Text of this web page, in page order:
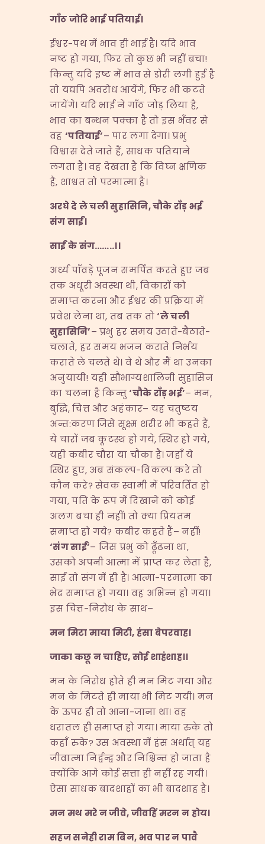
गाँठ जोरि भाई पतियाई।
ईश्वर-पथ में भाव ही भाई है। यदि भाव
नष्ट हो गया, फिर तो कुछ भी नहीं बचा!
किन्तु यदि इष्ट में भाव से डोरी लगी हुई है
तो यद्यपि अवरोध आयेंगे, फिर भी कटते
जायेंगे। यदि भाई ने गाँठ जोड़ लिया है,
भाव का बन्धन पक्का है तो इस भँवर से
वह ‘पतियाई’– पार लगा देगा। प्रभु
विश्वास देते जाते हैं, साधक पतियाने
लगता है। वह देखता है कि विघ्न क्षणिक
हैं, शाश्वत तो परमात्मा है।
अरघे दे ले चली सुहासिनि,चौके राँड़ भई
संग साईं।
साईं के संग……..।।
अर्ध्य पाँवड़े पूजन समर्पित करते हुए जब
तक अधूरी अवस्था थी, विकारों को
समाप्त करना और ईश्वर की प्रक्रिया में
प्रवेश लेना था, तब तक तो‘ले चली
सुहासिनि’– प्रभु हर समय उठाते-बैठाते-
चलाते, हर समय भजन कराते निर्भय
कराते ले चलते थे। वे थे और मैं था उनका
अनुयायी! यही सौभाग्यशालिनी सुहासिन
का चलना है किन्तु‘चौके राँड़ भई’– मन,
बुद्धि, चित्त और अहंकार– यह चतुष्टय
अन्त:करण जिसे सूक्ष्म शरीर भी कहते हैं,
ये चारों जब कूटस्थ हो गये, स्थिर हो गये,
यही कबीर चौरा या चौका है। जहाँ ये
स्थिर हुए, अब संकल्प-विकल्प करे तो
कौन करे? सेवक स्वामी में परिवर्तित हो
गया, पति के रूप में दिखाने को कोई
अलग बचा ही नहीं। तो क्या प्रियतम
समाप्त हो गये? कबीर कहते हैं– नहीं!
‘संग साईं’– जिस प्रभु को ढूँढ़ना था,
उसको अपनी आत्मा में प्राप्त कर लेता है,
साईं तो संग में ही है। आत्मा-परमात्मा का
भेद समाप्त हो गया। वह अभिन्न हो गया।
इस चित्त-निरोध के साथ–
मन मिटा माया मिटी,हंसा बेपरवाह।
जाका कछू न चाहिए,सोई शाहंशाह।।
मन के निरोध होते ही मन मिट गया और
मन के मिटते ही माया भी मिट गयी। मन
के ऊपर ही तो आना-जाना था। वह
धरातल ही समाप्त हो गया। माया रुके तो
कहाँ रुके? उस अवस्था में हंस अर्थात् यह
जीवात्मा निर्द्वन्द्व और निश्चिन्त हो जाता है
क्योंकि आगे कोई सत्ता ही नहीं रह गयी।
ऐसा साधक बादशाहों का भी बादशाह है।
मन मथ मरे न जीवे,जीवहिं मरन न होय।
सहज सनेही राम बिन,भव पार न पावै